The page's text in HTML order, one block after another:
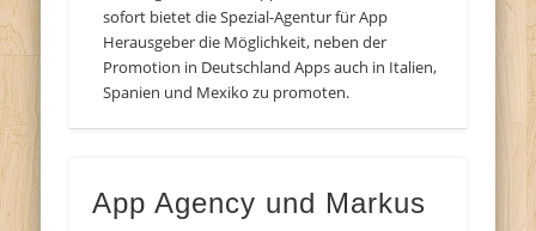
sofort bietet die Spezial-Agentur für App
Herausgeber die Möglichkeit, neben der
Promotion in Deutschland Apps auch in Italien,
Spanien und Mexiko zu promoten.
App Agency und Markus